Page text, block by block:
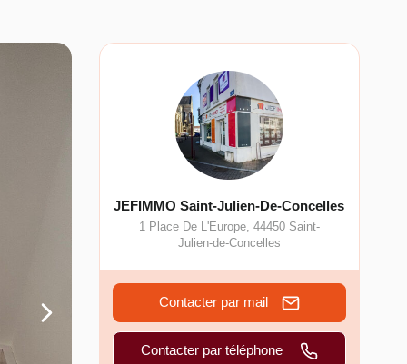
JEFIMMO Saint-Julien-De-Concelles
1 Place De L'Europe, 44450 Saint-
Julien-de-Concelles
Contacter par mail
Contacter par téléphone